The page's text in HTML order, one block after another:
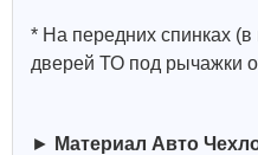
* На передних спинках (в
дверей ТО под рычажки
► Материал Авто